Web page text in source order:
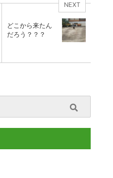
NEXT
どこから来たん
だろう？？？